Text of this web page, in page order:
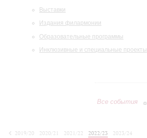
Выставки
Издания филармонии
Образовательные программы
Инклюзивные и специальные проекты
Все события
2019/20
2020/21 2021/22 2022/23
2023/24